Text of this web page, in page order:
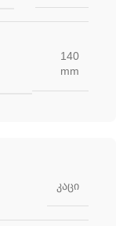
140
mm
კაცი